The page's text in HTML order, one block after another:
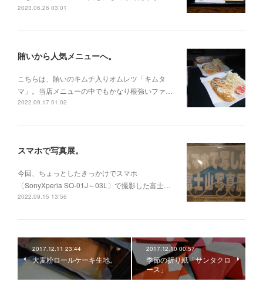
2023.06.26 03:01
賄いから人気メニューへ。
こちらは、賄いのキムチ入りオムレツ「キムタ
マ」。当店メニューの中でもかなり根強いファ…
2022.09.17 01:02
スマホで写真展。
今回、ちょっとしたきっかけでスマホ
〔SonyXperia SO-01J～03L〕で撮影した富士…
2022.09.15 13:56
2017.12.11 23:44
大麦粉ロールケーキ生地。
2017.12.10 00:57
季節の折り紙「サンタクロ
ース」